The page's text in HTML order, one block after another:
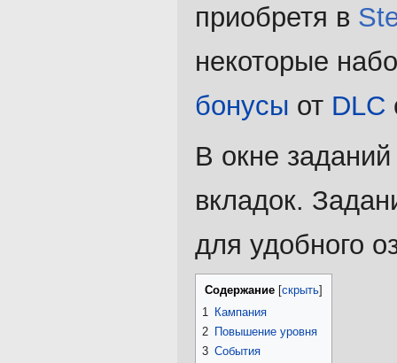
приобретя в
некоторые
бонусы от DLC
В окне
вкладок.
для удобного
Содержание
1
Кампания
2 Повышение уровня
3 События